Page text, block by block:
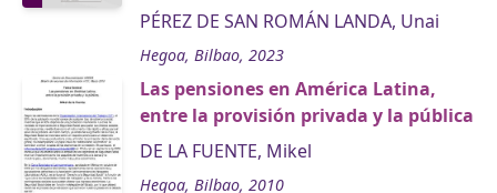
PÉREZ DE SAN ROMÁN LANDA, Unai
Hegoa, Bilbao, 2023
Las pensiones en América Latina,
entre la provisión privada y la pública
DE LA FUENTE, Mikel
Hegoa, Bilbao, 2010